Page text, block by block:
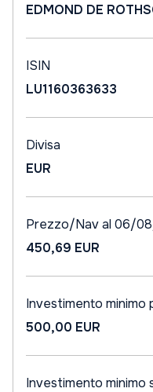
EDMOND DE
ISIN
LU1160363633
Divisa
EUR
Prezzo/Nav al 06/
450,69 EUR
Investimento minimo
500,00 EUR
Investimento